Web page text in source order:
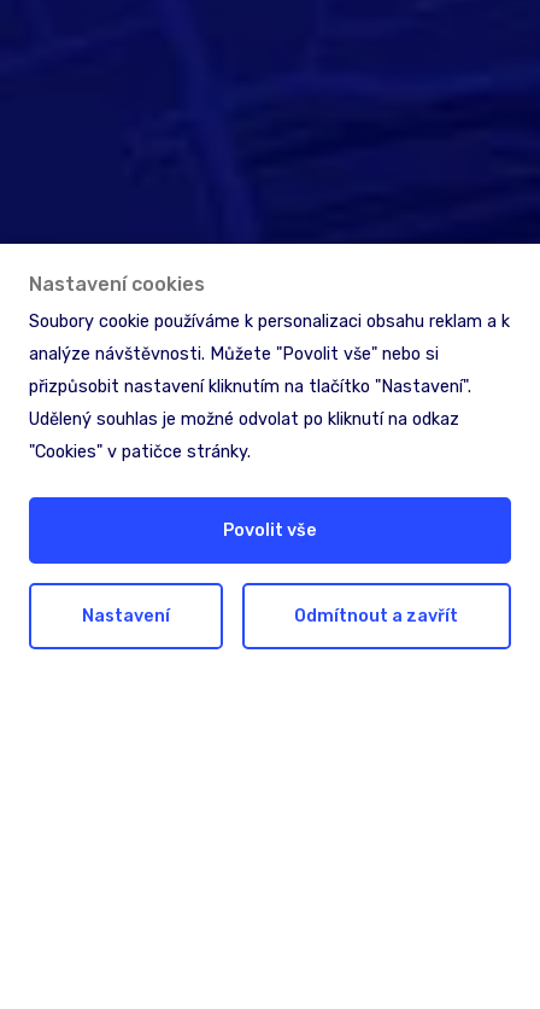
Nastavení cookies
Soubory cookie používáme k personalizaci obsahu reklam a k
analýze návštěvnosti. Můžete "Povolit vše" nebo si
přizpůsobit nastavení kliknutím na tlačítko "Nastavení".
Udělený souhlas je možné odvolat po kliknutí na odkaz
"Cookies" v patičce stránky.
Povolit vše
Nastavení Odmítnout a zavřít